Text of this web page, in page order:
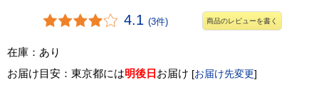
4.1 (3件) 商品のレビューを書く
在庫：あり
お届け目安：東京都には明後日 お届け [お届け先変更]